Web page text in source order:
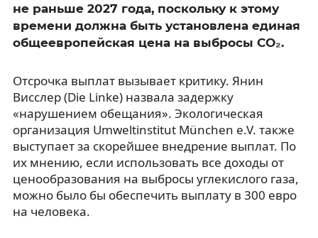
не раньше 2027 года, поскольку к этому
времени должна быть установлена единая
общеевропейская цена на выбросы CO₂.
Отсрочка выплат вызывает критику. Янин
Висслер (Die Linke) назвала задержку
«нарушением обещания». Экологическая
организация Umweltinstitut München e.V. также
выступает за скорейшее внедрение выплат. По
их мнению, если использовать все доходы от
ценообразования на выбросы углекислого газа,
можно было бы обеспечить выплату в 300 евро
на человека.